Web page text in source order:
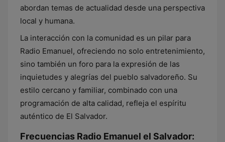
abordan temas de actualidad desde una perspectiva
local y humana.
La interacción con la comunidad es un pilar para
Radio Emanuel, ofreciendo no solo entretenimiento,
sino también un foro para la expresión de las
inquietudes y alegrías del pueblo salvadoreño. Su
estilo cercano y familiar, combinado con una
programación de alta calidad, refleja el espíritu
auténtico de El Salvador.
Frecuencias Radio Emanuel el Salvador: